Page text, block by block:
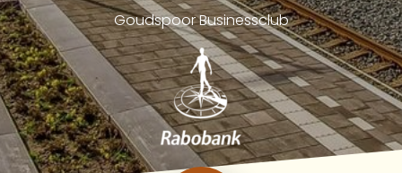
Goudspoor Businessclub